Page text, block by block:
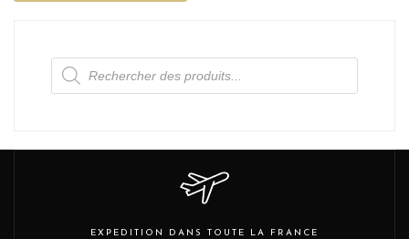
Recherche
de
produits
EXPEDITION DANS TOUTE LA FRANCE